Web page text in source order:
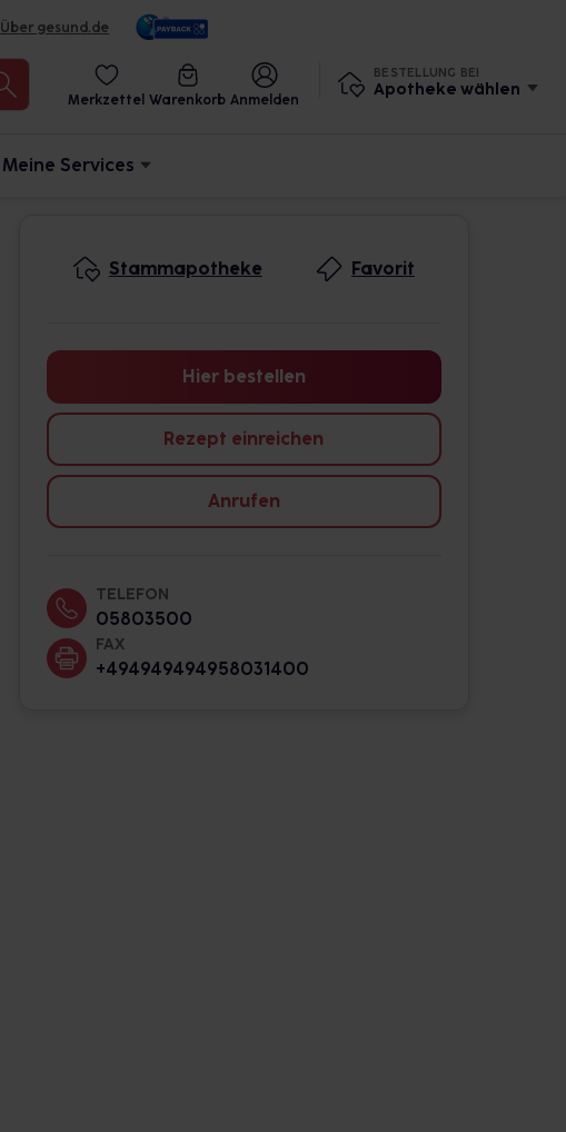
Über gesund.de
Merkzettel Warenkorb Anmelden
BESTELLUNG BEI
Apotheke wählen
Meine Services
Stammapotheke Favorit
Hier bestellen
Rezept einreichen
Anrufen
TELEFON
05803500
FAX
+494949494958031400